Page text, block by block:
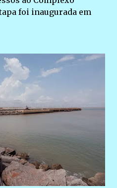
foi inaugurada em